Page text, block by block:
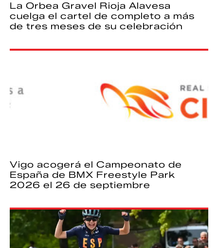
La Orbea Gravel Rioja Alavesa
cuelga el cartel de completo a más
de tres meses de su celebración
Vigo acogerá el Campeonato de
España de BMX Freestyle Park
2026 el 26 de septiembre